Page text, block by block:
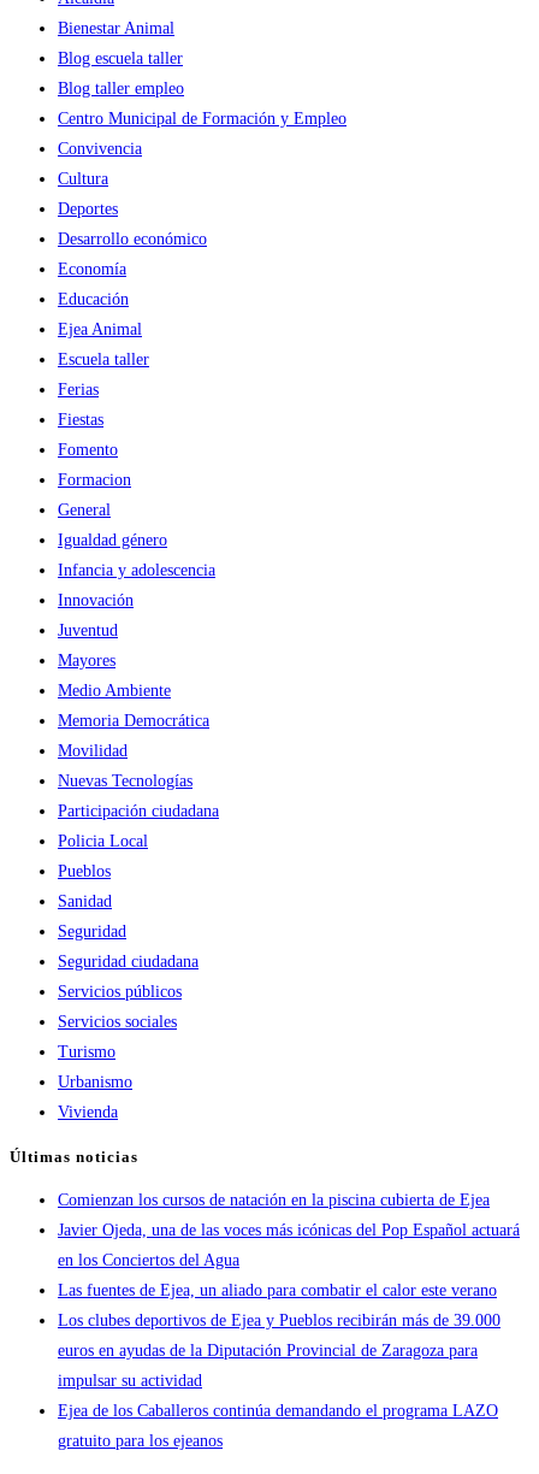
Bienestar Animal
Blog escuela taller
Blog taller empleo
Centro Municipal de Formación y Empleo
Convivencia
Cultura
Deportes
Desarrollo económico
Economía
Educación
Ejea Animal
Escuela taller
Ferias
Fiestas
Fomento
Formacion
General
Igualdad género
Infancia y adolescencia
Innovación
Juventud
Mayores
Medio Ambiente
Memoria Democrática
Movilidad
Nuevas Tecnologías
Participación ciudadana
Policia Local
Pueblos
Sanidad
Seguridad
Seguridad ciudadana
Servicios públicos
Servicios sociales
Turismo
Urbanismo
Vivienda
Últimas noticias
Comienzan los cursos de natación en la piscina cubierta de Ejea
Javier Ojeda, una de las voces más icónicas del Pop Español actuará
en los Conciertos del Agua
Las fuentes de Ejea, un aliado para combatir el calor este verano
Los clubes deportivos de Ejea y Pueblos recibirán más de 39.000
euros en ayudas de la Diputación Provincial de Zaragoza para
impulsar su actividad
Ejea de los Caballeros continúa demandando el programa LAZO
gratuito para los ejeanos